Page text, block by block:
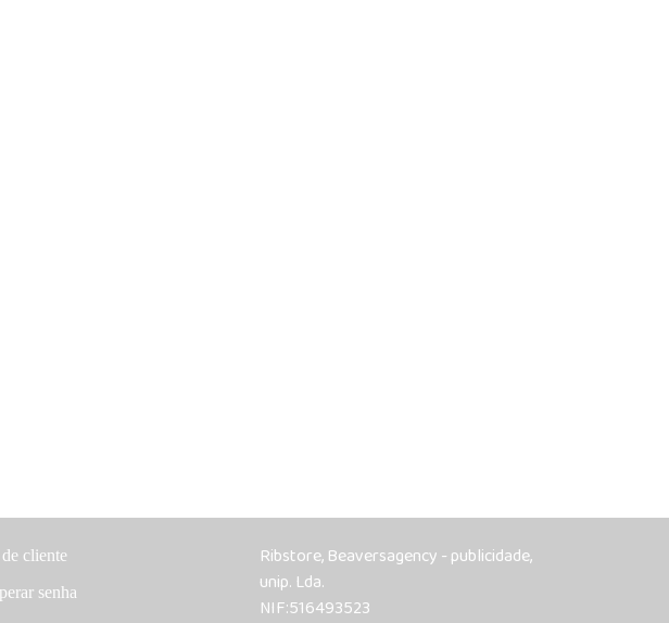
de cliente
senha
Ribstore, Beaversagency - publicidade,
unip. Lda.
NIF:516493523